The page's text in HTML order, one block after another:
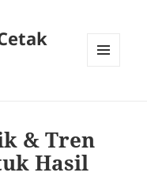
& Tren
Hasil